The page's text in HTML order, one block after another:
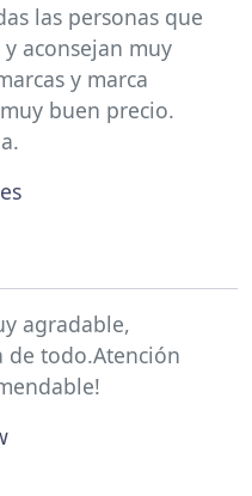
las personas que
aconsejan muy
y marca
buen precio.
agradable,
de todo.Atención